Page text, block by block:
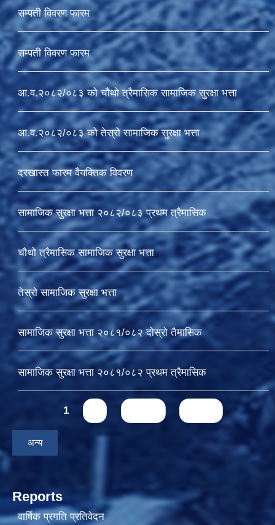
सम्पती विवरण फारम
सम्पती विवरण फारम
आ.व.२०८२/०८३ को चौथो त्रैमासिक सामाजिक सुरक्षा भत्ता
आ.व.२०८२/०८३ को तेस्रो सामाजिक सुरक्षा भत्ता
दरखास्त फारम वैयक्तिक विवरण
सामाजिक सुरक्षा भत्ता २०८२/०८३ प्रथम त्रैमासिक
चौथो त्रैमासिक सामाजिक सुरक्षा भत्ता
तेस्रो सामाजिक सुरक्षा भत्ता
सामाजिक सुरक्षा भत्ता २०८१/०८२ दोस्रो तैमासिक
सामाजिक सुरक्षा भत्ता २०८१/०८२ प्रथम त्रैमासिक
Pages1
अन्य
Reports
वार्षिक प्रगति प्रतिवेदन